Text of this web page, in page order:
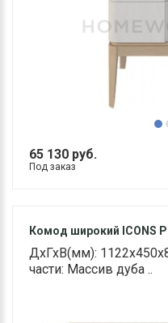
65 130 руб.
Под заказ
Комод широкий ICONS
ДхГхВ(мм):
части: Массив дуба ..